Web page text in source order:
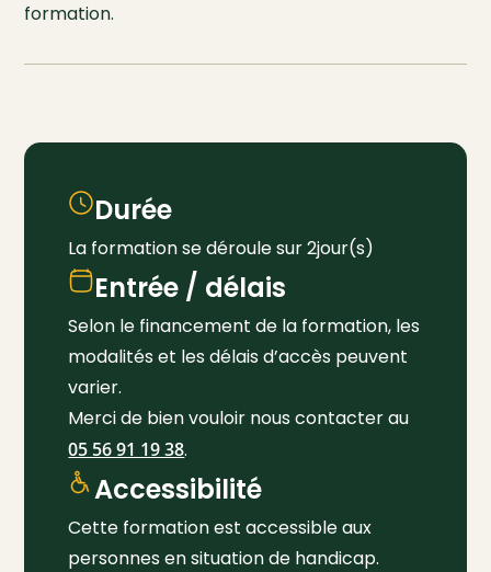
formation.
Durée
La formation se déroule sur 2jour(s)
Entrée / délais
Selon le financement de la formation, les
modalités et les délais d’accès peuvent
varier.
Merci de bien vouloir nous contacter au
05 56 91 19 38.
Accessibilité
Cette formation est accessible aux
personnes en situation de handicap.